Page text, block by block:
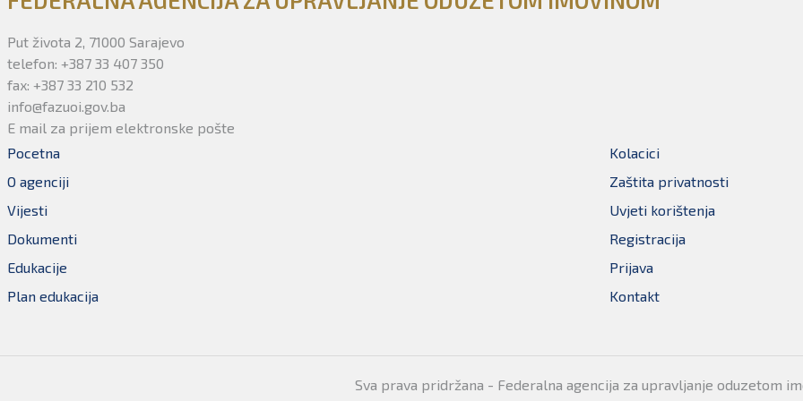
Put života 2, 71000 Sarajevo
telefon: +387 33 407 350
fax: +387 33 210 532
info@fazuoi.gov.ba
E mail za prijem elektronske pošte
Pocetna
O agenciji
Vijesti
Dokumenti
Edukacije
Plan edukacija
Kolacici
Zaštita privatnosti
Uvjeti korištenja
Registracija
Prijava
Kontakt
Sva prava pridržana - Federalna agencija za upravljanje oduzetom